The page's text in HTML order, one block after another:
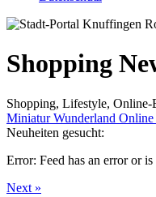
Shopping
Shopping, Lifestyle,
Miniatur Wunderland Online
Neuheiten gesucht:
Error: Feed has an error or
Next »